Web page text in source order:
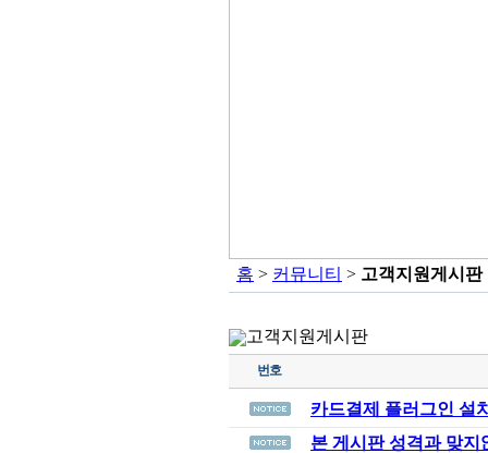
홈 > 커뮤니티 > 고객지원게시판
고객지원게시판
번호
카드결제 플러그인 설
본 게시판 성격과 맞